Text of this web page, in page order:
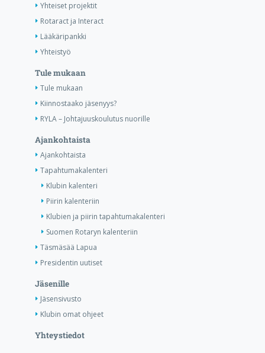
Yhteiset projektit
Rotaract ja Interact
Lääkäripankki
Yhteistyö
Tule mukaan
Tule mukaan
Kiinnostaako jäsenyys?
RYLA – Johtajuuskoulutus nuorille
Ajankohtaista
Ajankohtaista
Tapahtumakalenteri
Klubin kalenteri
Piirin kalenteriin
Klubien ja piirin tapahtumakalenteri
Suomen Rotaryn kalenteriin
Täsmäsää Lapua
Presidentin uutiset
Jäsenille
Jäsensivusto
Klubin omat ohjeet
Yhteystiedot